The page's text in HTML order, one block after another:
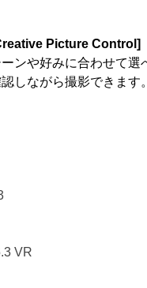
Picture Control]
ンや好みに合わせて
しながら撮影できます
VR